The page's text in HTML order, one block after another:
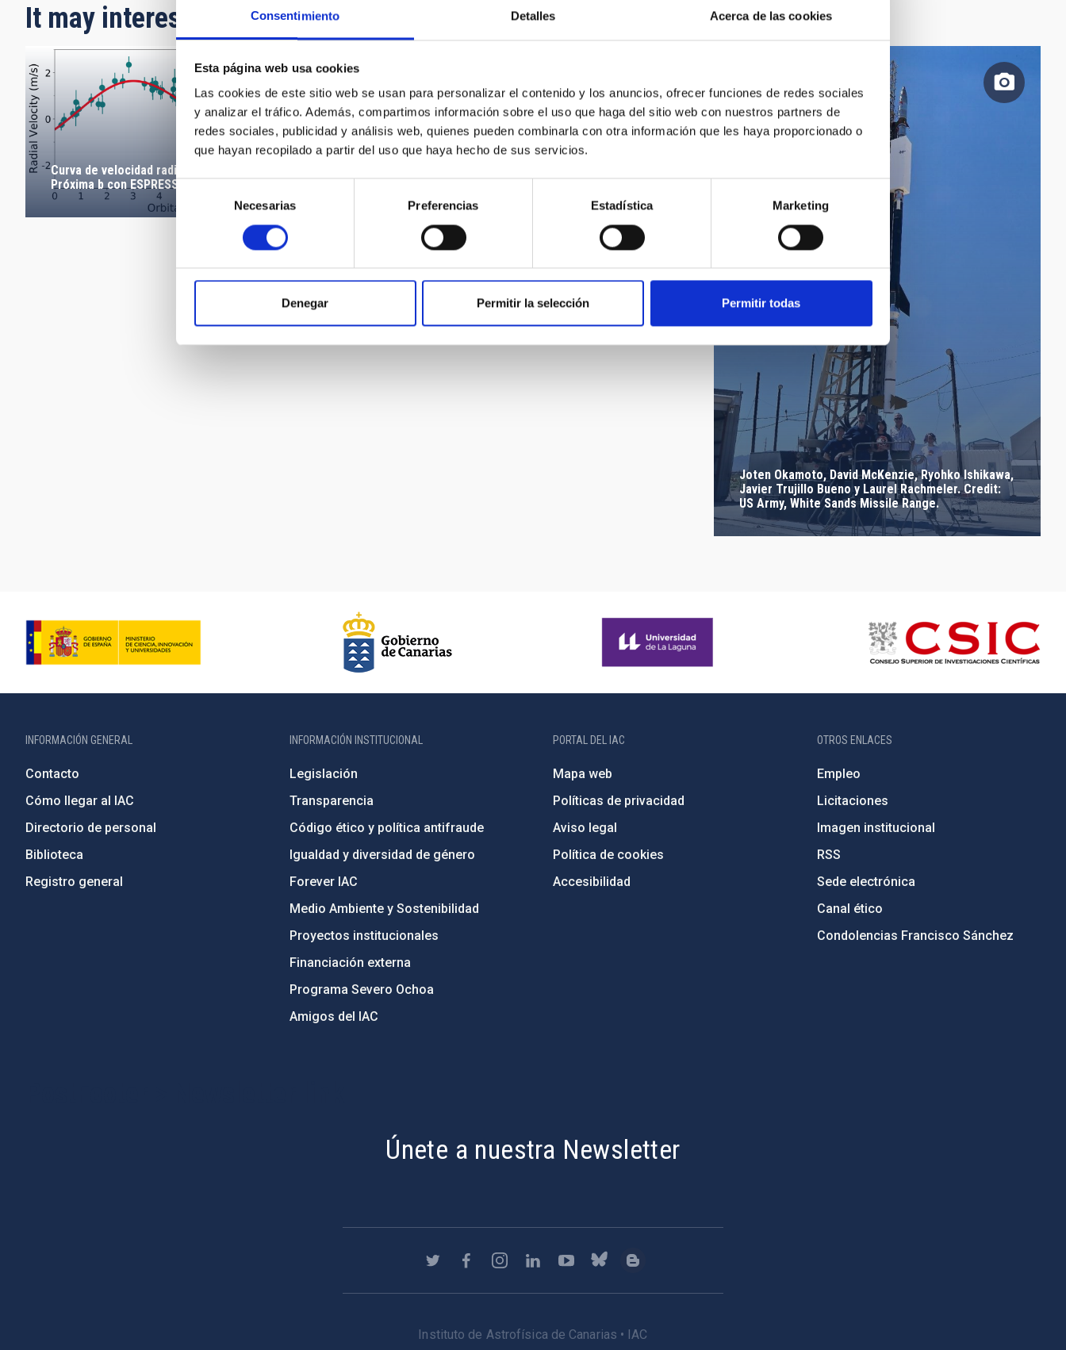
Consentimiento Detalles Acerca de las cookies
Esta página web usa cookies
Las cookies de este sitio web se usan para personalizar el contenido y los anuncios, ofrecer funciones de redes sociales
y analizar el tráfico. Además, compartimos información sobre el uso que haga del sitio web con nuestros partners de
redes sociales, publicidad y análisis web, quienes pueden combinarla con otra información que les haya proporcionado o
que hayan recopilado a partir del uso que haya hecho de sus servicios.
Selección
de
consentimiento
Necesarias Preferencias Estadística Marketing
Denegar Permitir la selección Permitir todas
It may interest you
Curva de velocidad radial de la detección de
Próxima b con ESPRESSO
Joten Okamoto, David McKenzie, Ryohko Ishikawa,
Javier Trujillo Bueno y Laurel Rachmeler. Credit:
US Army, White Sands Missile Range.
INFORMACIÓN GENERAL
Contacto
Cómo llegar al IAC
Directorio de personal
Biblioteca
Registro general
INFORMACIÓN INSTITUCIONAL
Legislación
Transparencia
Código ético y política antifraude
Igualdad y diversidad de género
Forever IAC
Medio Ambiente y Sostenibilidad
Proyectos institucionales
Financiación externa
Programa Severo Ochoa
Amigos del IAC
PORTAL DEL IAC
Mapa web
Políticas de privacidad
Aviso legal
Política de cookies
Accesibilidad
OTROS ENLACES
Empleo
Licitaciones
Imagen institucional
RSS
Sede electrónica
Canal ético
Condolencias Francisco Sánchez
Únete a nuestra Newsletter
Instituto de Astrofísica de Canarias • IAC